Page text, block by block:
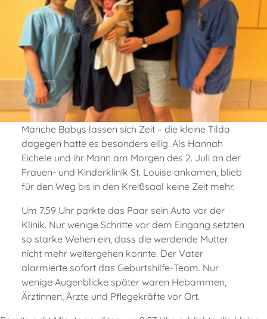
Manche Babys lassen sich Zeit – die kleine Tilda
dagegen hatte es besonders eilig. Als Hannah
Eichele und ihr Mann am Morgen des 2. Juli an der
Frauen- und Kinderklinik St. Louise ankamen, blieb
für den Weg bis in den Kreißsaal keine Zeit mehr.
Um 7.59 Uhr parkte das Paar sein Auto vor der
Klinik. Nur wenige Schritte vor dem Eingang setzten
so starke Wehen ein, dass die werdende Mutter
nicht mehr weitergehen konnte. Der Vater
alarmierte sofort das Geburtshilfe-Team. Nur
wenige Augenblicke später waren Hebammen,
Ärztinnen, Ärzte und Pflegekräfte vor Ort.